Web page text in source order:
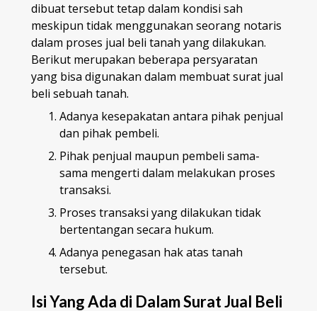
dibuat tersebut tetap dalam kondisi sah
meskipun tidak menggunakan seorang notaris
dalam proses jual beli tanah yang dilakukan.
Berikut merupakan beberapa persyaratan
yang bisa digunakan dalam membuat surat jual
beli sebuah tanah.
Adanya kesepakatan antara pihak penjual
dan pihak pembeli.
Pihak penjual maupun pembeli sama-
sama mengerti dalam melakukan proses
transaksi.
Proses transaksi yang dilakukan tidak
bertentangan secara hukum.
Adanya penegasan hak atas tanah
tersebut.
Isi Yang Ada di Dalam Surat Jual Beli